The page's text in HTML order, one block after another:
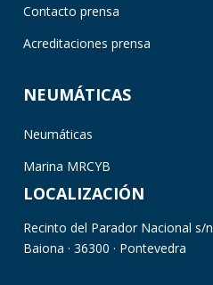
Contacto prensa
Acreditaciones prensa
NEUMÁTICAS
Neumáticas
Marina MRCYB
LOCALIZACIÓN
Recinto del Parador Nacional s/n
Baiona · 36300 · Pontevedra